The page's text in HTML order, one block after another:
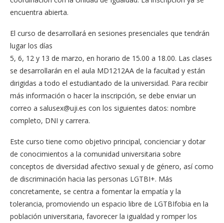
encuentra abierta.
El curso de desarrollará en sesiones presenciales que tendrán
lugar los días
5, 6, 12 y 13 de marzo, en horario de 15.00 a 18.00. Las clases
se desarrollarán en el aula MD1212AA de la facultad y están
dirigidas a todo el estudiantado de la universidad. Para recibir
más información o hacer la inscripción, se debe enviar un
correo a salusex@uji.es con los siguientes datos: nombre
completo, DNI y carrera.
Este curso tiene como objetivo principal, concienciar y dotar
de conocimientos a la comunidad universitaria sobre
conceptos de diversidad afectivo sexual y de género, así como
de discriminación hacia las personas LGTBI+. Más
concretamente, se centra a fomentar la empatía y la
tolerancia, promoviendo un espacio libre de LGTBIfobia en la
población universitaria, favorecer la igualdad y romper los